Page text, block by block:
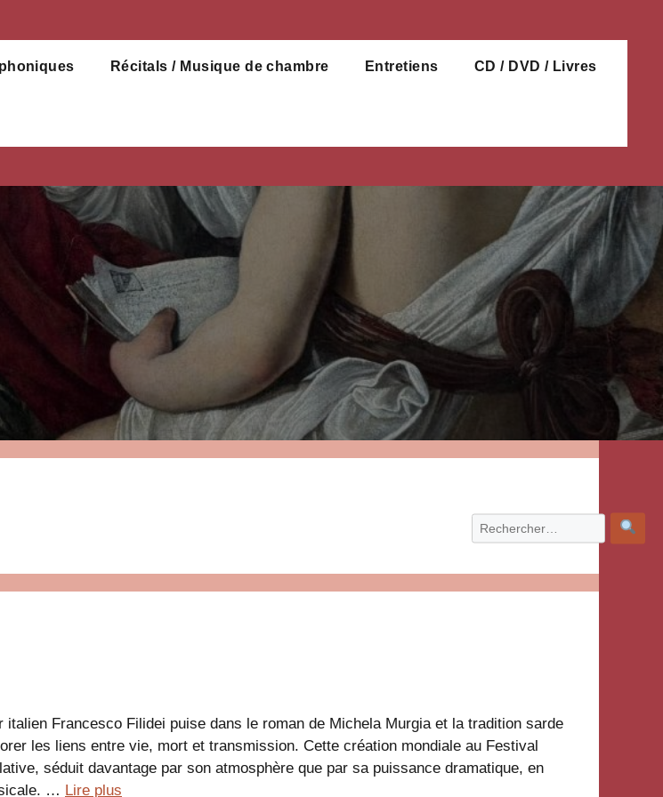
Récitals / Musique de chambre Entretiens CD / DVD / Livres
Francesco Filidei puise dans le roman de Michela Murgia et la tradition sarde
les liens entre vie, mort et transmission. Cette création mondiale au Festival
séduit davantage par son atmosphère que par sa puissance dramatique, en
… Lire plus